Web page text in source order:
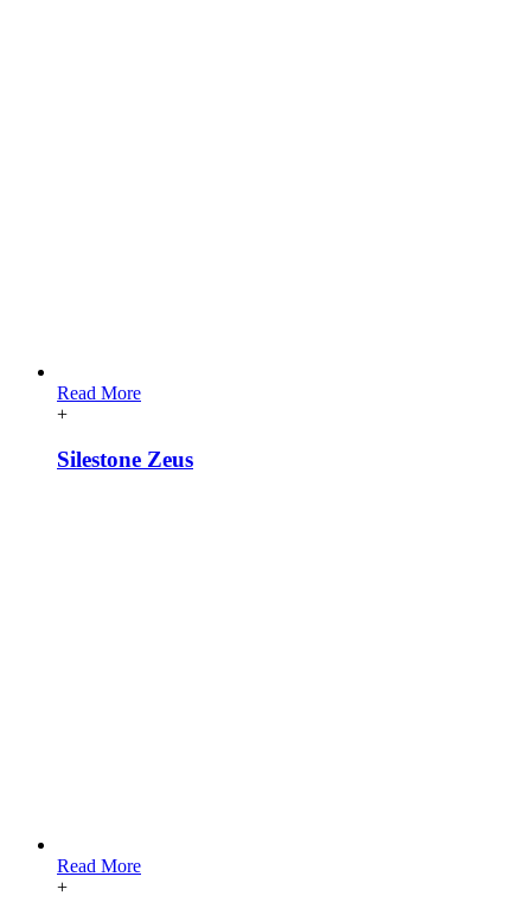
Read More
+
Silestone Zeus
Read More
+